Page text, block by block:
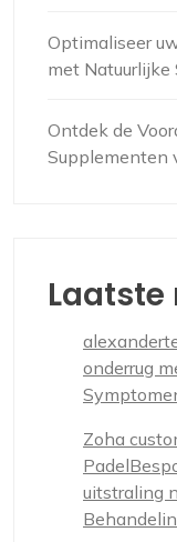
Optimaliseer
met
Ontdek de
Supplementen
Laatste
onderrug
Zoha
uitstraling